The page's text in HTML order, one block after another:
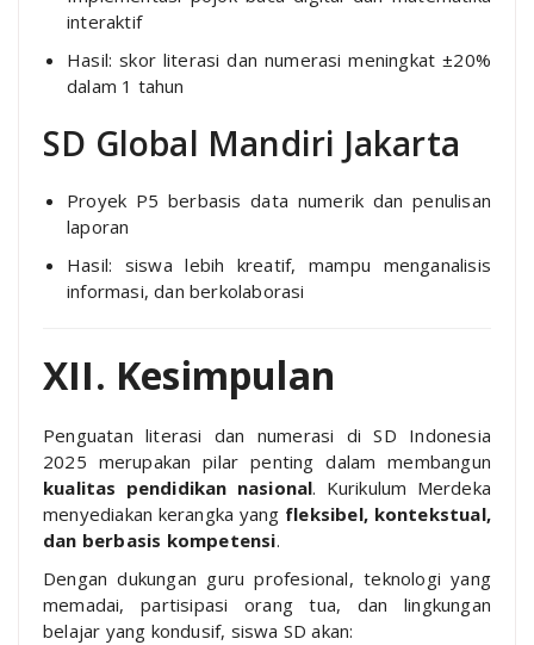
interaktif
Hasil: skor literasi dan numerasi meningkat ±20%
dalam 1 tahun
SD Global Mandiri Jakarta
Proyek P5 berbasis data numerik dan penulisan
laporan
Hasil: siswa lebih kreatif, mampu menganalisis
informasi, dan berkolaborasi
XII. Kesimpulan
Penguatan literasi dan numerasi di SD Indonesia
2025 merupakan pilar penting dalam membangun
kualitas pendidikan nasional. Kurikulum Merdeka
menyediakan kerangka yang fleksibel, kontekstual,
dan berbasis kompetensi.
Dengan dukungan guru profesional, teknologi yang
memadai, partisipasi orang tua, dan lingkungan
belajar yang kondusif, siswa SD akan: